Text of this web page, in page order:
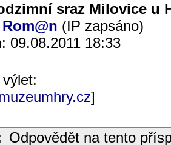
sraz Milovice u
Rom@n (IP zapsáno)
09.08.2011 18:33
]
Odpovědět na tento